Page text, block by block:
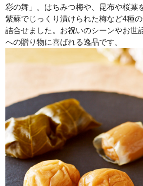
彩の舞」。はちみつ梅や、昆布や桜葉
紫蘇でじっくり漬けられた梅など4種
詰合せました。お祝いのシーンやお世
への贈り物に喜ばれる逸品です。